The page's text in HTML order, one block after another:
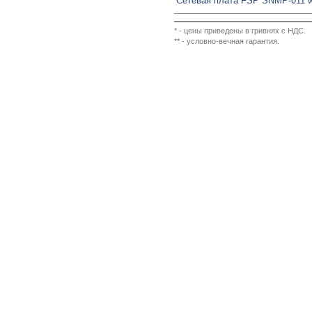
* - цены приведены в гривнях с НДС.
** - условно-вечная гарантия.